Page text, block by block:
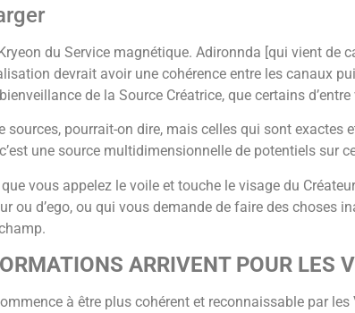
du Service magnétique. Adironnda [qui vient de
devrait avoir une cohérence entre les canaux
de la Source Créatrice, que certains
pourrait-on dire, mais celles qui sont exactes
une source multidimensionnelle de potentiels sur
vous appelez le voile et touche le visage du
ou d’ego, ou qui vous demande de faire des choses
ARRIVENT POUR LES
à être plus cohérent et reconnaissable par